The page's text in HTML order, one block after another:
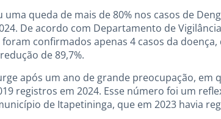
queda de mais de 80% nos casos de
De acordo com Departamento de
confirmados apenas 4 casos da
de 89,7%.
após um ano de grande preocupação,
registros em 2024. Esse número foi um
de Itapetininga, que em 2023 havia